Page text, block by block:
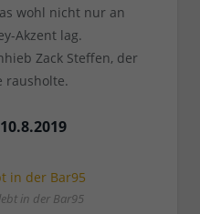
wohl nicht nur an
Akzent lag.
Zack Steffen, der
rausholte.
in der Bar95